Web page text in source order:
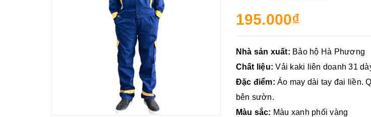
195.000₫
Nhà sản xuất: Bảo hộ Hà Phương
Chất liệu: Vải kaki liên doanh 31
Đặc điểm: Áo may dài tay đai liền.
bên sườn.
Màu sắc: Màu xanh phối vàng